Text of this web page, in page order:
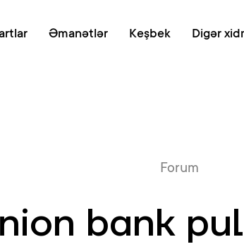
Əmanətlər Keşbek Digər
Forum
bank